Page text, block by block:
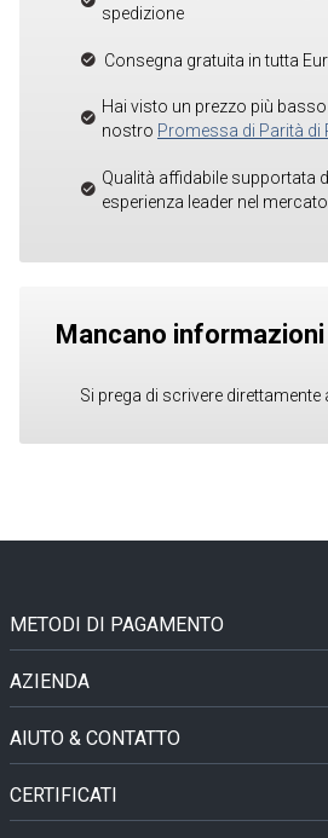
spedizione
Consegna gratuita in tutta
Hai visto un prezzo più basso
nostro Promessa di Parità di
Qualità affidabile supportata
esperienza leader nel mercato
Mancano
Si prega di scrivere direttamente
METODI DI PAGAMENTO
AZIENDA
AIUTO & CONTATTO
CERTIFICATI